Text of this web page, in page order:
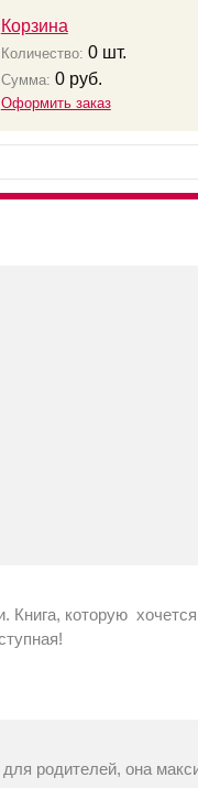
Корзина
Количество: 0шт.
Сумма: 0руб.
Оформить заказ
Книга, которую
родителей, она